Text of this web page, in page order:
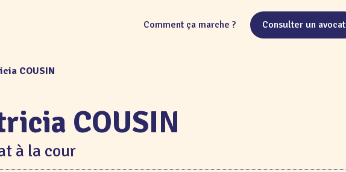
Comment ça marche ? Consulter un avocat
COUSIN
COUSIN
à la cour